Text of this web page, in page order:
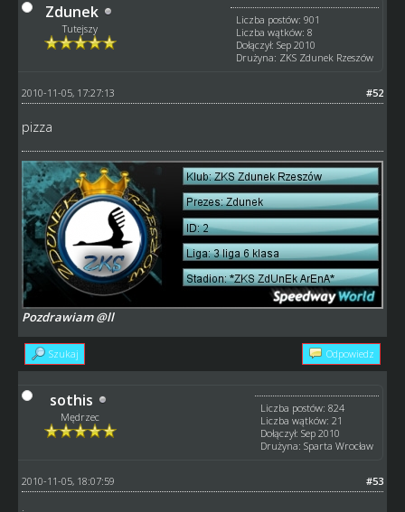
Zdunek
Tutejszy
Liczba postów: 901
Liczba wątków: 8
Dołączył: Sep 2010
Drużyna: ZKS Zdunek Rzeszów
#52
2010-11-05, 17:27:13
pizza
Pozdrawiam @ll
Szukaj Odpowiedz
sothis
Mędrzec
Liczba postów: 824
Liczba wątków: 21
Dołączył: Sep 2010
Drużyna: Sparta Wrocław
#53
2010-11-05, 18:07:59